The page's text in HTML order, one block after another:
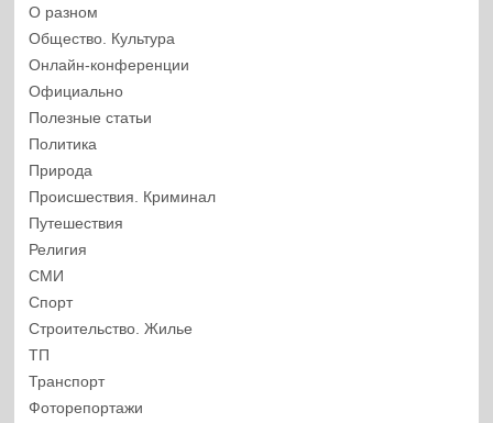
О разном
Общество. Культура
Онлайн-конференции
Официально
Полезные статьи
Политика
Природа
Происшествия. Криминал
Путешествия
Религия
СМИ
Спорт
Строительство. Жилье
ТП
Транспорт
Фоторепортажи